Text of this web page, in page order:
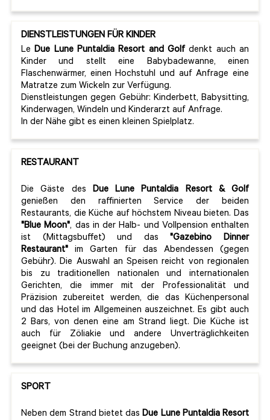
DIENSTLEISTUNGEN FÜR KINDER
LeDue Lune Puntaldia Resort and Golf denkt auch an
Kinder und stellt eine Babybadewanne, einen
Flaschenwärmer, einen Hochstuhl und auf Anfrage eine
Matratze zum Wickeln zur Verfügung.
Dienstleistungen gegen Gebühr: Kinderbett, Babysitting,
Kinderwagen, Windeln und Kinderarzt auf Anfrage.
In der Nähe gibt es einen kleinen Spielplatz.
RESTAURANT
Die Gäste des Due Lune Puntaldia Resort & Golf
genießen den raffinierten Service der beiden
Restaurants, die Küche auf höchstem Niveau bieten. Das
"Blue Moon", das in der Halb- und Vollpension enthalten
ist (Mittagsbuffet) und das"Gazebino Dinner
Restaurant" im Garten für das Abendessen (gegen
Gebühr). Die Auswahl an Speisen reicht von regionalen
bis zu traditionellen nationalen und internationalen
Gerichten, die immer mit der Professionalität und
Präzision zubereitet werden, die das Küchenpersonal
und das Hotel im Allgemeinen auszeichnet. Es gibt auch
2 Bars, von denen eine am Strand liegt. Die Küche ist
auch für Zöliakie und andere Unverträglichkeiten
geeignet (bei der Buchung anzugeben).
SPORT
Neben dem Strand bietet dasDue Lune Puntaldia Resort